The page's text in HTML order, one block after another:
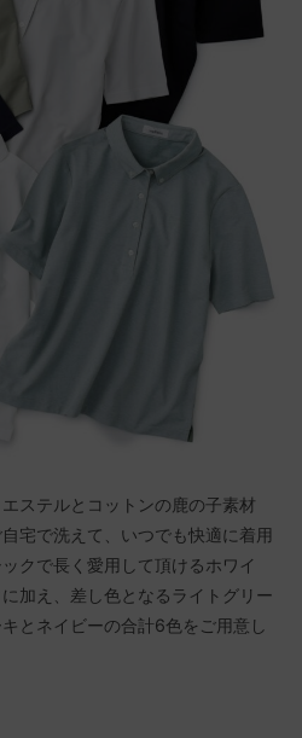
ステルとコットンの鹿の子素材
宅で洗えて、いつでも快適に着用
クで長く愛用して頂けるホワイ
加え、差し色となるライトグリー
とネイビーの合計6色をご用意し